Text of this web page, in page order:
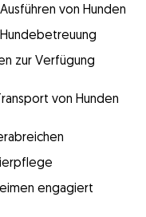
von Hunden
zur Verfügung
von Hunden
engagiert